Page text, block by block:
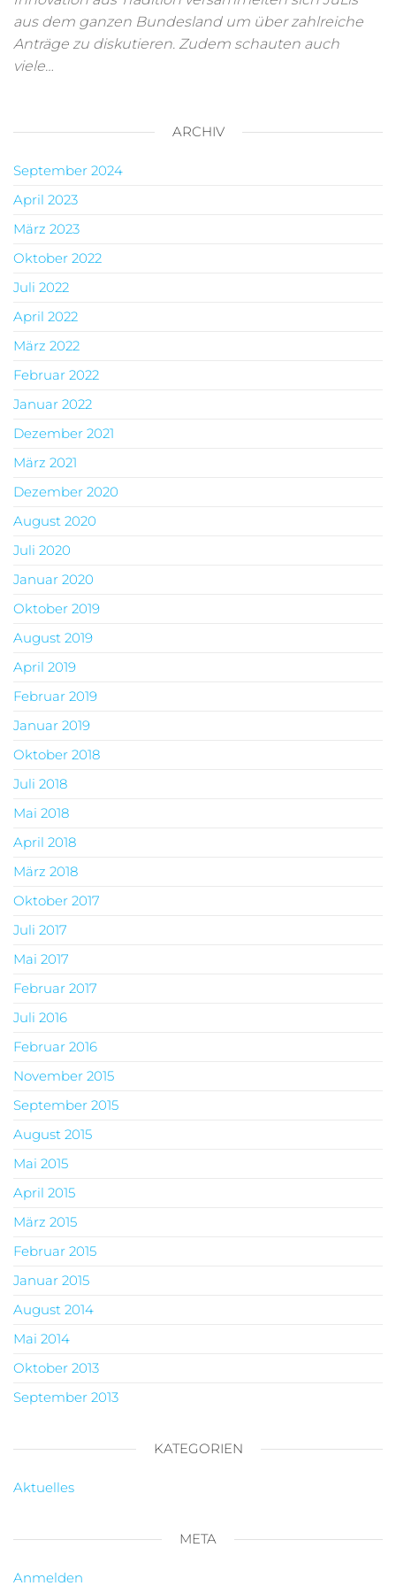
aus dem ganzen Bundesland um über zahlreiche
Anträge zu diskutieren. Zudem schauten auch
viele…
ARCHIV
September 2024
April 2023
März 2023
Oktober 2022
Juli 2022
April 2022
März 2022
Februar 2022
Januar 2022
Dezember 2021
März 2021
Dezember 2020
August 2020
Juli 2020
Januar 2020
Oktober 2019
August 2019
April 2019
Februar 2019
Januar 2019
Oktober 2018
Juli 2018
Mai 2018
April 2018
März 2018
Oktober 2017
Juli 2017
Mai 2017
Februar 2017
Juli 2016
Februar 2016
November 2015
September 2015
August 2015
Mai 2015
April 2015
März 2015
Februar 2015
Januar 2015
August 2014
Mai 2014
Oktober 2013
September 2013
KATEGORIEN
Aktuelles
META
Anmelden